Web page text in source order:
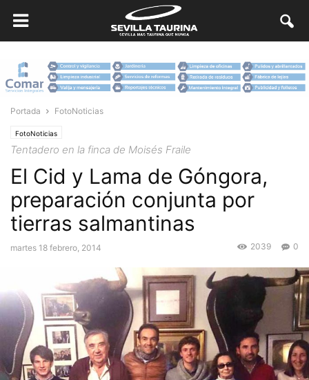
Portada FotoNoticias
FotoNoticias
Tentadero en la finca de Moisés Fraile
El Cid y Lama de Góngora,
preparación conjunta por
tierras salmantinas
martes 18 febrero, 2014 0
2039